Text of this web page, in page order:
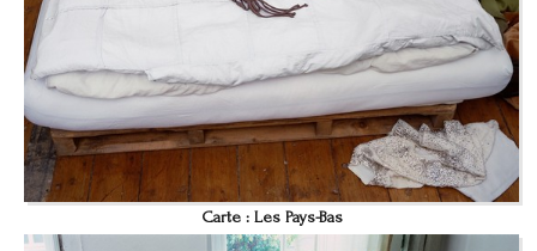
Carte : Les Pays-Bas